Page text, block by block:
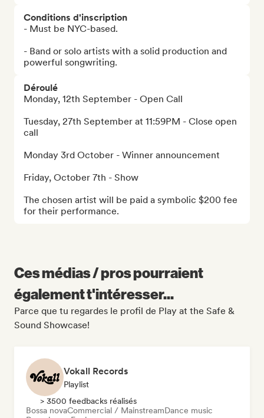
Conditions d'inscription
- Must be NYC-based.
- Band or solo artists with a solid production and
powerful songwriting.
Déroulé
Monday, 12th September - Open Call
Tuesday, 27th September at 11:59PM - Close open
call
Monday 3rd October - Winner announcement
Friday, October 7th - Show
The chosen artist will be paid a symbolic $200 fee
for their performance.
Ces médias / pros pourraient
également t'intéresser...
Parce que tu regardes le profil de Play at the Safe &
Sound Showcase!
Vokall Records
Playlist
> 3500 feedbacks réalisés
Bossa novaCommercial / MainstreamDance music